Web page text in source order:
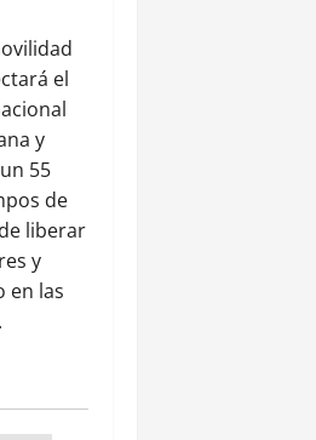
el
y
55
de
liberar
y
en las